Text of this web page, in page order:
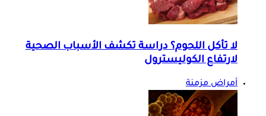
لا تأكل اللحوم؟ دراسة تكشف الأسباب الصحية
لارتفاع الكوليسترول
أمراض مزمنة